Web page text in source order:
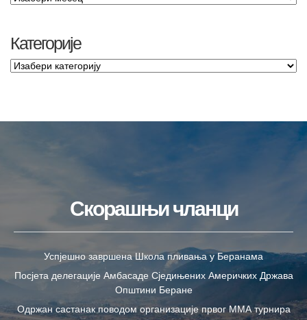
Категорије
Скорашњи чланци
Успјешно завршена Школа пливања у Беранама
Посјета делегације Амбасаде Сједињених Америчких Држава
Општини Беране
Одржан састанак поводом организације првог ММА турнира